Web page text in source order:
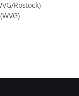
Rostock)